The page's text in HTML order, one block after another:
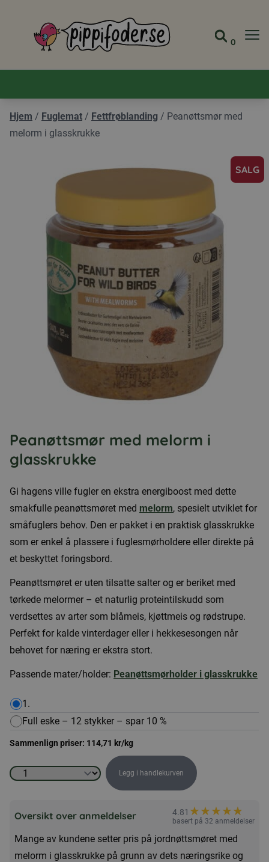
Pippifoder logo Gå til
Vis
0
Hjem / Fuglemat / Fettfrøblanding / Peanøttsmør med
melorm i glasskrukke
SALG
Peanøttsmør med melorm i
glasskrukke
Gi hagens ville fugler en ekstra energiboost med dette
smakfulle peanøttsmøret med melorm, spesielt utviklet for
småfuglers behov. Den er pakket i en praktisk glasskrukke
som er enkel å plassere i fuglesmørholdere eller direkte på
et beskyttet foringsbord.
Peanøttsmøret er uten tilsatte salter og er beriket med
tørkede melormer – et naturlig proteintilskudd som
verdsettes av arter som blåmeis, kjøttmeis og rødstrupe.
Perfekt for kalde vinterdager eller i hekkesesongen når
behovet for næring er ekstra stort.
Passende mater/holder: Peanøttsmørholder i glasskrukke
1.
Full eske – 12 stykker – spar 10 %
Sammenlign priser: 114,71 kr/kg
Peanøttsmør
melorm
glasskrukke
Legg i handlekurven
Oversikt over anmeldelser 4.81 ★★★★★
★
basert på 32 anmeldelser
Mange av kundene setter pris på jordnøttsmøret med
melorm i glasskrukke på grunn av dets næringsrike og